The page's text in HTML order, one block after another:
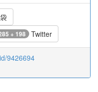
+ 198 Twitter
9426694